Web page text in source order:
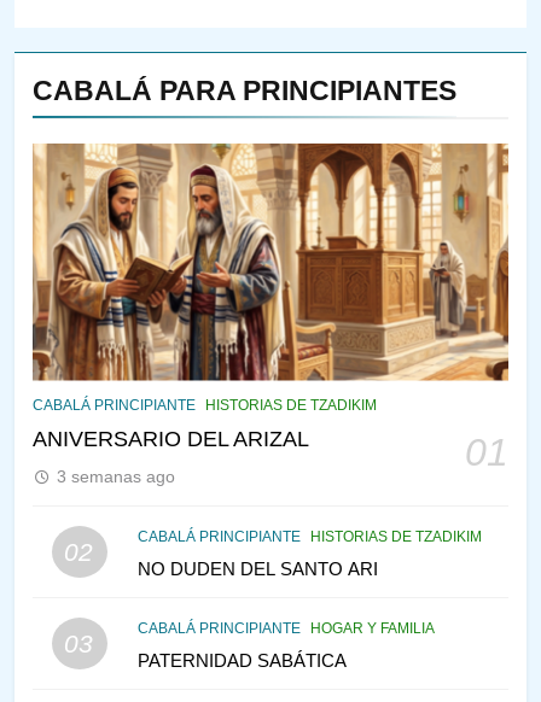
CABALÁ PARA PRINCIPIANTES
CABALÁ PRINCIPIANTE HISTORIAS DE TZADIKIM
ANIVERSARIO DEL ARIZAL 01
3 semanas ago
02
CABALÁ PRINCIPIANTE HISTORIAS DE TZADIKIM
NO DUDEN DEL SANTO ARI
03
CABALÁ PRINCIPIANTE HOGAR Y FAMILIA
PATERNIDAD SABÁTICA
144
¿QUIÉN ES SABIO? EL QUE
VE LO QUE VA A NACER
PENSAMIENTO JUDÍO PIRKEI AVOT
145
CABALÁ Y JASIDUT: EL
CONSEJO DE LOS PADRES
146
TEMPLO Y LA ALEGRÍA EN